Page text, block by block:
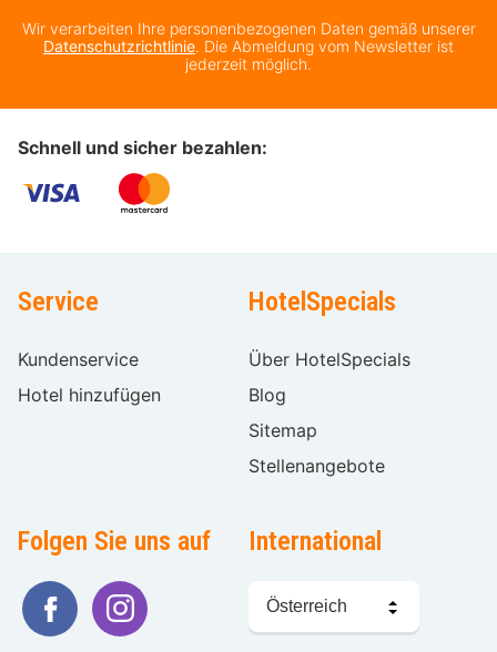
Wir verarbeiten Ihre personenbezogenen Daten gemäß unserer
Datenschutzrichtlinie. Die Abmeldung vom Newsletter ist
jederzeit möglich.
Schnell und sicher bezahlen:
Service
Kundenservice
Hotel hinzufügen
HotelSpecials
Über HotelSpecials
Blog
Sitemap
Stellenangebote
Folgen Sie uns auf International
Sprache
wählen